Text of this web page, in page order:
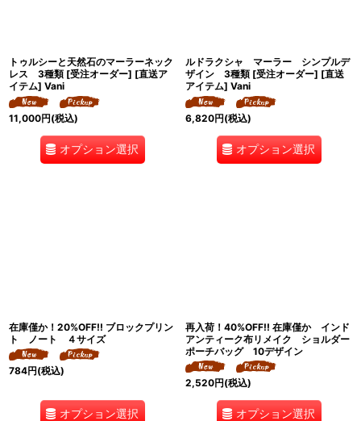
トゥルシーと天然石のマーラーネック
レス 3種類 [受注オーダー] [直送ア
イテム] Vani
11,000円(税込)
オプション選択
ルドラクシャ マーラー シンプルデ
ザイン 3種類 [受注オーダー] [直送
アイテム] Vani
6,820円(税込)
オプション選択
在庫僅か！20%OFF!! ブロックプリン
ト ノート ４サイズ
784円(税込)
オプション選択
再入荷！40%OFF!! 在庫僅か インド
アンティーク布リメイク ショルダー
ポーチバッグ 10デザイン
2,520円(税込)
オプション選択